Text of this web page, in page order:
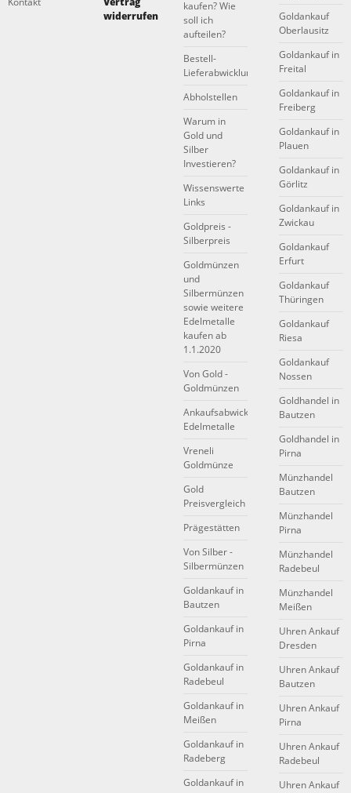
widerrufen
kaufen? Wie
soll ich
aufteilen?
Bestell-
Lieferabwicklung
Abholstellen
Warum in
Gold und
Silber
Investieren?
Wissenswerte
Links
Goldpreis -
Silberpreis
Goldmünzen
und
Silbermünzen
sowie weitere
Edelmetalle
kaufen ab
1.1.2020
Von Gold -
Goldmünzen
Ankaufsabwicklung
Edelmetalle
Vreneli
Goldmünze
Gold
Preisvergleich
Prägestätten
Von Silber -
Silbermünzen
Goldankauf in
Bautzen
Goldankauf in
Pirna
Goldankauf in
Radebeul
Goldankauf in
Meißen
Goldankauf in
Radeberg
Goldankauf in
Goldankauf
Oberlausitz
Goldankauf in
Freital
Goldankauf in
Freiberg
Goldankauf in
Plauen
Goldankauf in
Görlitz
Goldankauf in
Zwickau
Goldankauf
Erfurt
Goldankauf
Thüringen
Goldankauf
Riesa
Goldankauf
Nossen
Goldhandel in
Bautzen
Goldhandel in
Pirna
Münzhandel
Bautzen
Münzhandel
Pirna
Münzhandel
Radebeul
Münzhandel
Meißen
Uhren Ankauf
Dresden
Uhren Ankauf
Bautzen
Uhren Ankauf
Pirna
Uhren Ankauf
Radebeul
Uhren Ankauf